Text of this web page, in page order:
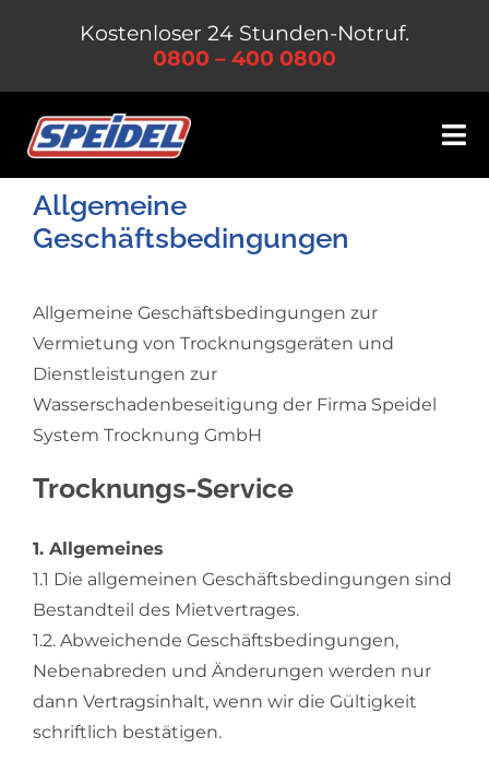
Kostenloser 24 Stunden-Notruf.
0800 – 400 0800
Jobs & Karriere
Kontakt
Allgemeine
Geschäftsbedingungen
Allgemeine Geschäftsbedingungen zur
Vermietung von Trocknungsgeräten und
Dienstleistungen zur
Wasserschadenbeseitigung der Firma Speidel
System Trocknung GmbH
Trocknungs-Service
1. Allgemeines
1.1 Die allgemeinen Geschäftsbedingungen sind
Bestandteil des Mietvertrages.
1.2. Abweichende Geschäftsbedingungen,
Nebenabreden und Änderungen werden nur
dann Vertragsinhalt, wenn wir die Gültigkeit
schriftlich bestätigen.